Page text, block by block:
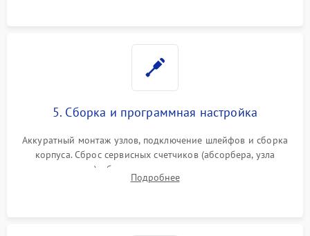
5. Сборка и программная настройка
Аккуратный монтаж узлов, подключение шлейфов и сборка
корпуса. Сброс сервисных счетчиков (абсорбера, узла
закрепления), обновление прошивки и программная
калибровка цветопередачи и позиционирования сканера.
Подробнее